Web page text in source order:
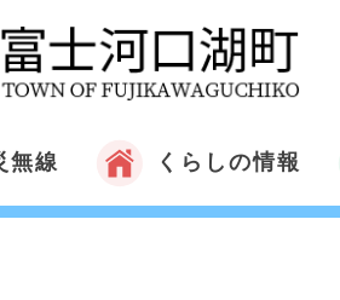
無線 くらしの情報